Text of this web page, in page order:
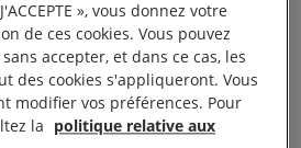
en République
nous montrons comment
mobilise pour demander le
est attaquée. Les
», vous donnez votre
de ces cookies. Vous pouvez
accepter, et dans ce cas, les
des cookies s'appliqueront. Vous
modifier vos préférences. Pour
la politique relative aux